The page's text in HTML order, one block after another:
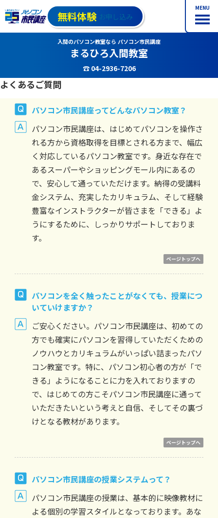
MENU
無料体験 お申し込み
入間のパソコン教室なら パソコン市民講座
まるひろ入間教室
☎ 04-2936-7206
よくあるご質問
パソコン市民講座ってどんなパソコン教室？
パソコン市民講座は、はじめてパソコンを操作さ
れる方から資格取得を目標とされる方まで、幅広
く対応しているパソコン教室です。身近な存在で
あるスーパーやショッピングモール内にあるの
で、安心して通っていただけます。納得の受講料
金システム、充実したカリキュラム、そして経験
豊富なインストラクターが皆さまを「できる」よ
うにするために、しっかりサポートしておりま
す。
ページトップへ
パソコンを全く触ったことがなくても、授業につ
いていけますか？
ご安心ください。パソコン市民講座は、初めての
方でも確実にパソコンを習得していただくための
ノウハウとカリキュラムがいっぱい詰まったパソ
コン教室です。特に、パソコン初心者の方が「で
きる」ようになることに力を入れておりますの
で、はじめての方こそパソコン市民講座に通って
いただきたいという考えと自信、そしてその裏づ
けとなる教材があります。
ページトップへ
パソコン市民講座の授業システムって？
パソコン市民講座の授業は、基本的に映像教材に
よる個別の学習スタイルとなっております。あな